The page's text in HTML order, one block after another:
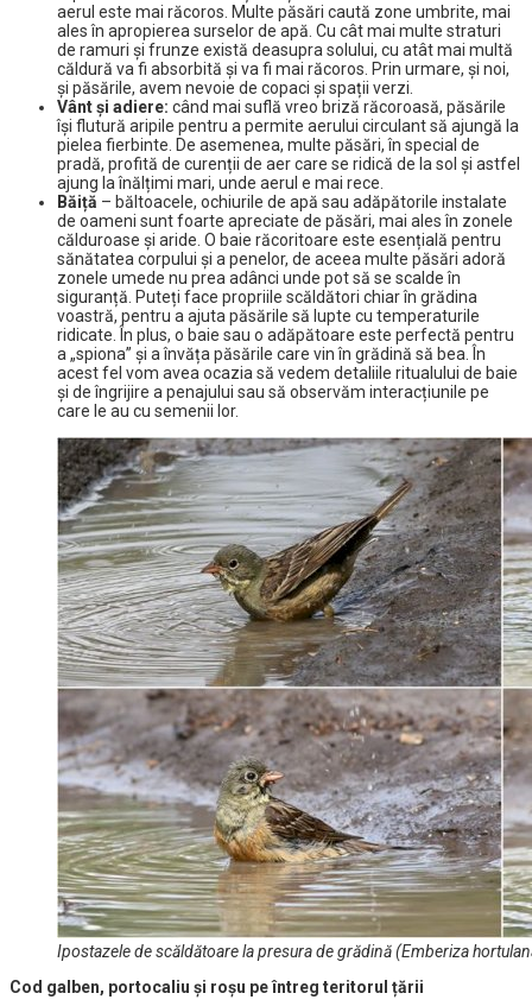
aerul este mai răcoros. Multe păsări caută zone umbrite, mai
ales în apropierea surselor de apă. Cu cât mai multe straturi
de ramuri și frunze există deasupra solului, cu atât mai multă
căldură va fi absorbită și va fi mai răcoros. Prin urmare, și noi,
și păsările, avem nevoie de copaci și spații verzi.
Vânt și adiere: când mai suflă vreo briză răcoroasă, păsările
își flutură aripile pentru a permite aerului circulant să ajungă la
pielea fierbinte. De asemenea, multe păsări, în special de
pradă, profită de curenții de aer care se ridică de la sol și astfel
ajung la înălțimi mari, unde aerul e mai rece.
Băiță – băltoacele, ochiurile de apă sau adăpătorile instalate
de oameni sunt foarte apreciate de păsări, mai ales în zonele
călduroase și aride. O baie răcoritoare este esențială pentru
sănătatea corpului și a penelor, de aceea multe păsări adoră
zonele umede nu prea adânci unde pot să se scalde în
siguranță. Puteți face propriile scăldători chiar în grădina
voastră, pentru a ajuta păsările să lupte cu temperaturile
ridicate. În plus, o baie sau o adăpătoare este perfectă pentru
a „spiona” și a învăța păsările care vin în grădină să bea. În
acest fel vom avea ocazia să vedem detaliile ritualului de baie
și de îngrijire a penajului sau să observăm interacțiunile pe
care le au cu semenii lor.
Ipostazele de scăldătoare la presura de grădină (Emberiza
Cod galben, portocaliu și roșu pe întreg teritorul țării